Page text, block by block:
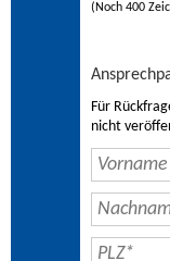
(Noch 400
Für
nicht